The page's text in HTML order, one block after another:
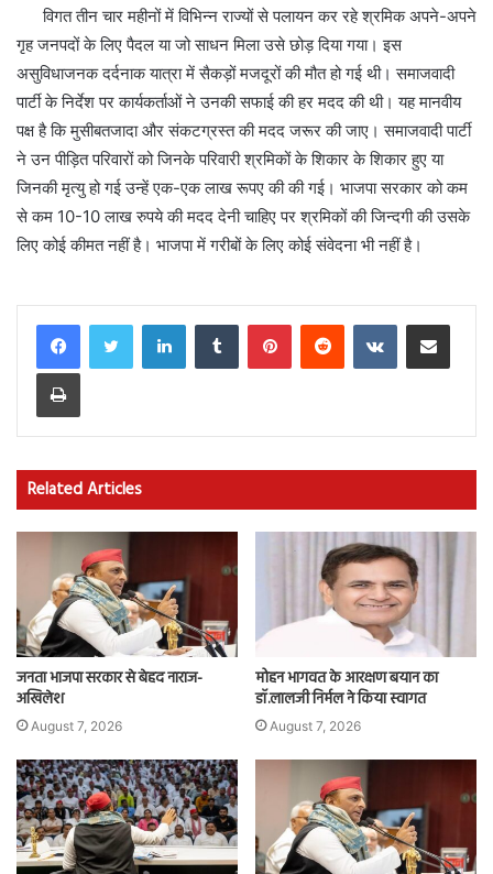
विगत तीन चार महीनों में विभिन्न राज्यों से पलायन कर रहे श्रमिक अपने-अपने
गृह जनपदों के लिए पैदल या जो साधन मिला उसे छोड़ दिया गया। इस
असुविधाजनक दर्दनाक यात्रा में सैकड़ों मजदूरों की मौत हो गई थी। समाजवादी
पार्टी के निर्देश पर कार्यकर्ताओं ने उनकी सफाई की हर मदद की थी। यह मानवीय
पक्ष है कि मुसीबतजादा और संकटग्रस्त की मदद जरूर की जाए। समाजवादी पार्टी
ने उन पीड़ित परिवारों को जिनके परिवारी श्रमिकों के शिकार के शिकार हुए या
जिनकी मृत्यु हो गई उन्हें एक-एक लाख रूपए की की गई। भाजपा सरकार को कम
से कम 10-10 लाख रुपये की मदद देनी चाहिए पर श्रमिकों की जिन्दगी की उसके
लिए कोई कीमत नहीं है। भाजपा में गरीबों के लिए कोई संवेदना भी नहीं है।
LinkedInTumblr PinterestReddit VKontakteShare via Email
Print
Related Articles
जनता भाजपा सरकार से बेहद नाराज-
अखिलेश
August 7, 2026
मोहन भागवत के आरक्षण बयान का
डॉ.लालजी निर्मल ने किया स्वागत
August 7, 2026